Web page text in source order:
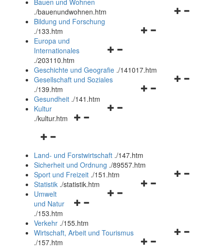
Bauen und Wohnen
./bauenundwohnen.htm
Navigationsmenü
Bildung und Forschung
./133.htm
Navigationsmenü
und
schließen
Europa und
Internationales
./203110.htm
Geschichte und Geografie ./141017.htm
Navigationsmenü
Gesellschaft und Soziales
./139.htm
Navigationsmenü
Gesundheit ./141.htm
Navigationsmenü
Kultur
./kultur.htm
Navigationsmenü
und
schließen
Land- und Forstwirtschaft ./147.htm
Sicherheit und Ordnung ./89557.htm
Navigationsmenü
Sport und Freizeit ./151.htm
Navigationsmenü
Statistik ./statistik.htm
Navigationsmenü
und
schließen
Umwelt
und Natur
./153.htm
Verkehr ./155.htm
Navigationsmenü
Wirtschaft, Arbeit und Tourismus
./157.htm